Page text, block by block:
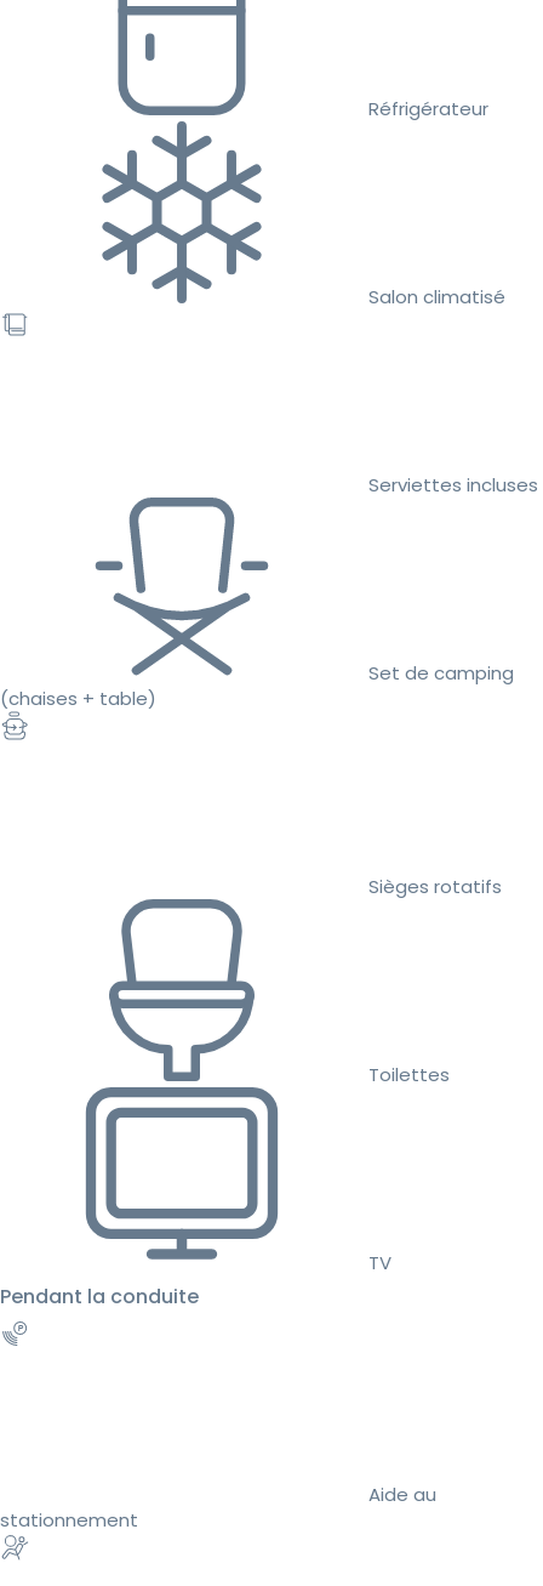
Réfrigérateur
Salon climatisé
Serviettes incluses
Set de camping
(chaises + table)
Sièges rotatifs
Toilettes
TV
Pendant la conduite
Aide au
stationnement